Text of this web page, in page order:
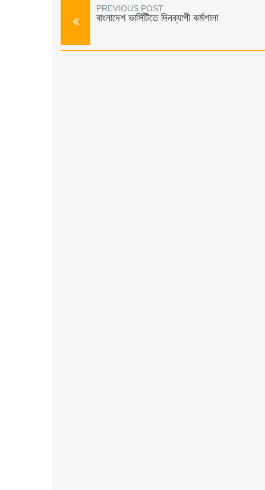
PREVIOUS POST
বাংলাদেশ ভার্সিটিতে দিনব্যাপী কর্মশালা